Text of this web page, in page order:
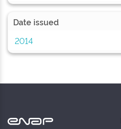
Date issued
2014